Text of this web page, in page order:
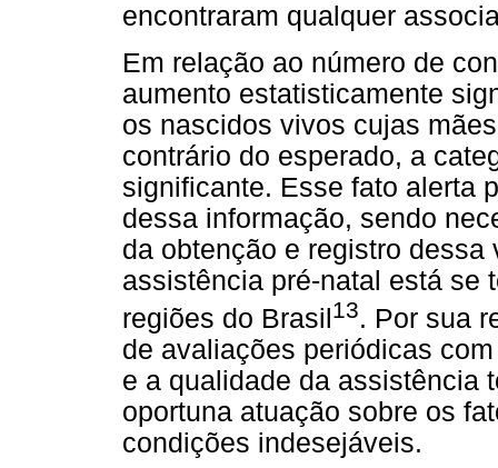
encontraram qualquer
Em relação ao número de
aumento estatisticamente
os nascidos vivos cujas
contrário do esperado, a
significante. Esse fato alerta
dessa informação, sendo
da obtenção e registro
assistência pré-natal está se
regiões do Brasil13. Por sua
de avaliações periódicas
e a qualidade da assistência
oportuna atuação sobre os
condições indesejáveis.